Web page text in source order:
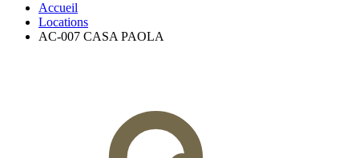
Accueil
Locations
AC-007 CASA PAOLA